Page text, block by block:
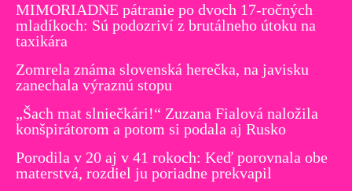
MIMORIADNE pátranie po dvoch 17-ročných
mladíkoch: Sú podozriví z brutálneho útoku na
taxikára
Zomrela známa slovenská herečka, na javisku
zanechala výraznú stopu
„Šach mat slniečkári!“ Zuzana Fialová naložila
konšpirátorom a potom si podala aj Rusko
Porodila v 20 aj v 41 rokoch: Keď porovnala obe
materstvá, rozdiel ju poriadne prekvapil